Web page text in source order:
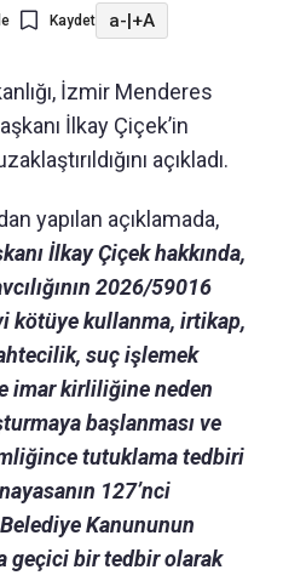
Kaydet a-|+A
İzmir Menderes
İlkay Çiçek’in
açıkladı.
yapılan açıklamada,
İlkay Çiçek hakkında,
2026/59016
kötüye kullanma, irtikap,
suç işlemek
imar kirliliğine neden
başlanması ve
tutuklama tedbiri
127’nci
Kanununun
geçici bir tedbir olarak